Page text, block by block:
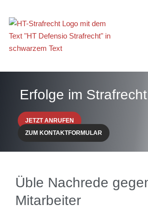
Erfolge im Strafrecht
JETZT ANRUFEN
ZUM KONTAKTFORMULAR
Üble Nachrede
Mitarbeiter